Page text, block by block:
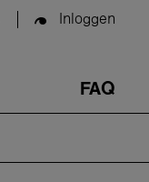
Inloggen
FAQ